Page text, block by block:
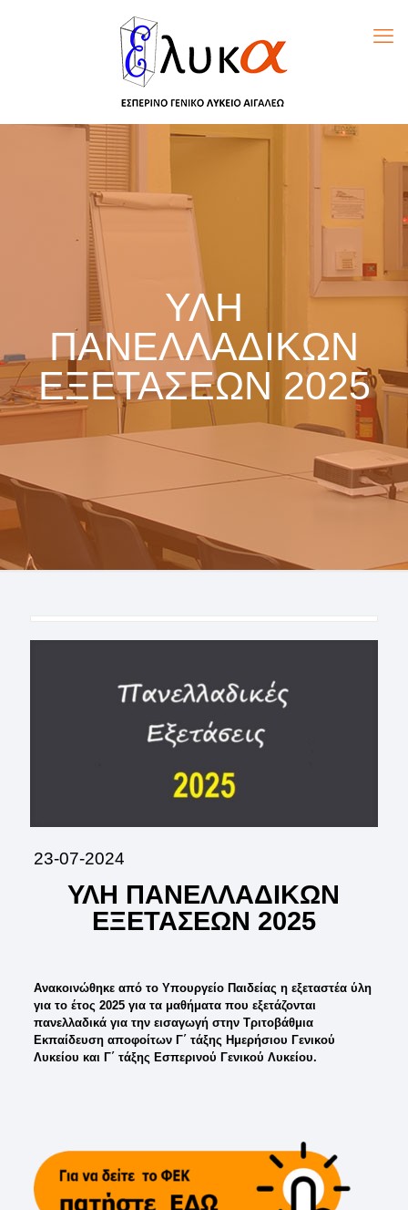
ΥΛΗ
ΠΑΝΕΛΛΑΔΙΚΩΝ
ΕΞΕΤΑΣΕΩΝ 2025
23-07-2024
ΥΛΗ ΠΑΝΕΛΛΑΔΙΚΩΝ
ΕΞΕΤΑΣΕΩΝ 2025
Ανακοινώθηκε από το Υπουργείο Παιδείας η εξεταστέα ύλη
για το έτος 2025 για τα μαθήματα που εξετάζονται
πανελλαδικά για την εισαγωγή στην Τριτοβάθμια
Εκπαίδευση αποφοίτων Γ΄ τάξης Ημερήσιου Γενικού
Λυκείου και Γ΄ τάξης Εσπερινού Γενικού Λυκείου.